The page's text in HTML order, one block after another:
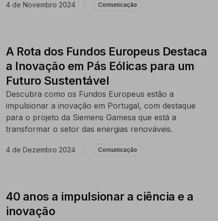
4 de Novembro 2024 Comunicação
A Rota dos Fundos Europeus Destaca
a Inovação em Pás Eólicas para um
Futuro Sustentável
Descubra como os Fundos Europeus estão a
impulsionar a inovação em Portugal, com destaque
para o projeto da Siemens Gamesa que está a
transformar o setor das energias renováveis.
4 de Dezembro 2024 Comunicação
40 anos a impulsionar a ciência e a
inovação